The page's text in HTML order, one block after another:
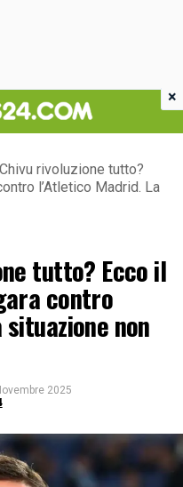
rivoluzione tutto?
l’Atletico Madrid. La
tutto? Ecco il
contro
non
2025
×